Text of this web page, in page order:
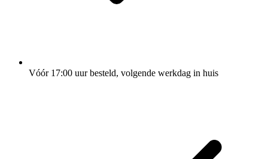
Vóór 17:00 uur besteld, volgende werkdag in huis